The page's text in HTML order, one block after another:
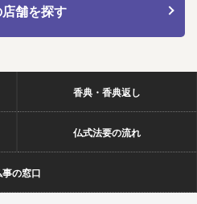
舗を探す
香典・香典返し
仏式法要の流れ
の窓口